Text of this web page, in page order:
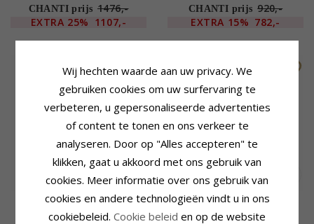
CHANTI prijs 1476,-
EXTRA 25% 1107,-
CHANTI prijs 920,-
EXTRA 15% 782,-
Rozet syntetische saffier
ring in gerodineerd zilver
Rozet rode zirkoon ring in
gerodineerd zilver
Wij hechten waarde aan uw privacy. We
gebruiken cookies om uw surfervaring te
verbeteren, u gepersonaliseerde advertenties
of content te tonen en ons verkeer te
analyseren. Door op "Alles accepteren" te
klikken, gaat u akkoord met ons gebruik van
cookies. Meer informatie over ons gebruik van
cookies en andere technologieën vindt u in ons
cookiebeleid. Cookie beleid en op de website